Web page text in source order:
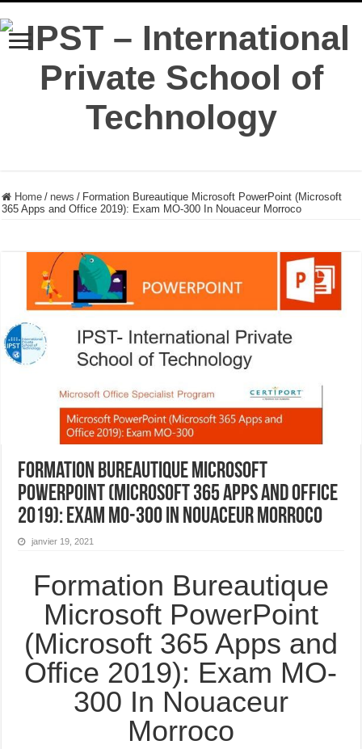
Home / news / Formation Bureautique Microsoft PowerPoint (Microsoft
365 Apps and Office 2019): Exam MO-300 In Nouaceur Morroco
Formation Bureautique Microsoft
PowerPoint (Microsoft 365 Apps and Office
2019): Exam MO-300 In Nouaceur Morroco
janvier 19, 2021
Formation Bureautique
Microsoft PowerPoint
(Microsoft 365 Apps and
Office 2019): Exam MO-
300 In Nouaceur
Morroco